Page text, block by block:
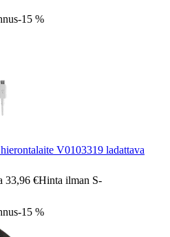
-15 %
V0103319 ladattava
33,96 €Hinta ilman S-
-15 %